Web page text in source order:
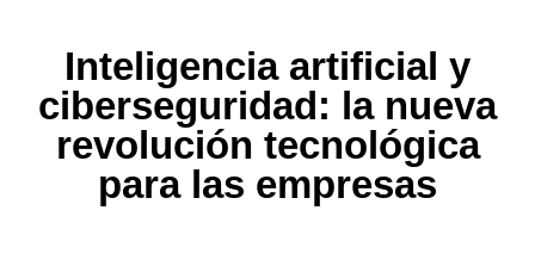
Inteligencia artificial y
ciberseguridad: la nueva
revolución tecnológica
para las empresas